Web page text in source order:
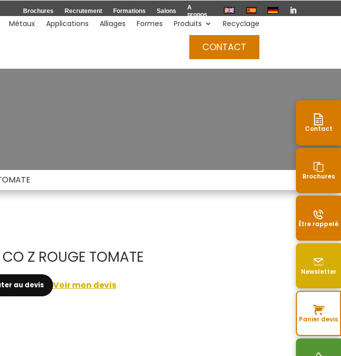
Brochures Recrutement Formations Salons
A
propos

Métaux Applications Alliages Formes Produits Recyclage
CONTACT
Z ROUGE TOMATE
au devis Voir mon devis
Contact
Brochures
Être rappelé
Newsletter
Panier devis